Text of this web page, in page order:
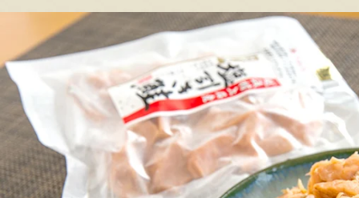
いただくこと」がモットー。小針水
多くの人に知ってもらえるように、
いでいる。